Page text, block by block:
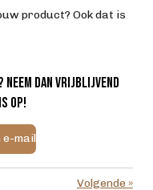
product? Ook dat is
Neem dan vrijblijvend
op!
e-mail
Volgende »